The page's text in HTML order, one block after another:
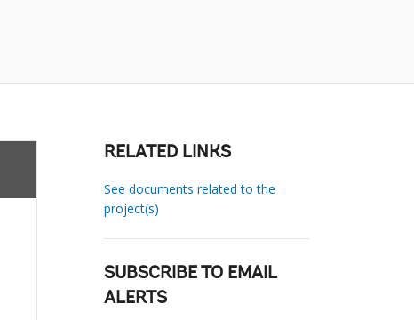
RELATED LINKS
See documents related to the
project(s)
SUBSCRIBE TO EMAIL
ALERTS